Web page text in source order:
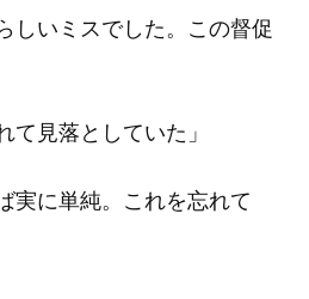
しいミスでした。この督促
て見落としていた」
実に単純。これを忘れて